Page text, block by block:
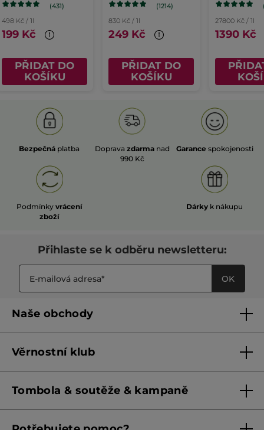
(431)
498 Kč / 1l
199 Kč
PŘIDAT DO
KOŠÍKU
(1214)
830 Kč / 1l
249 Kč
PŘIDAT DO
KOŠÍKU
27800 Kč / 1l
1390 Kč
Bezpečná platba Doprava zdarma nad
990 Kč
Garance spokojenosti
Podmínky vrácení
zboží
Dárky k nákupu
Přihlaste se k odběru newsletteru:
OK
Naše obchody
Franšízing
Věrnostní klub
Pravidla věrnostního klubu od 1. 6. 2026
Tombola & soutěže & kampaně